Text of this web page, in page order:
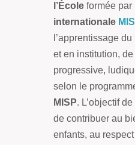
l’École formée par
internationale
l’apprentissage
et en institution,
progressive,
selon le
MISP. L’objectif
de contribuer au
enfants, au